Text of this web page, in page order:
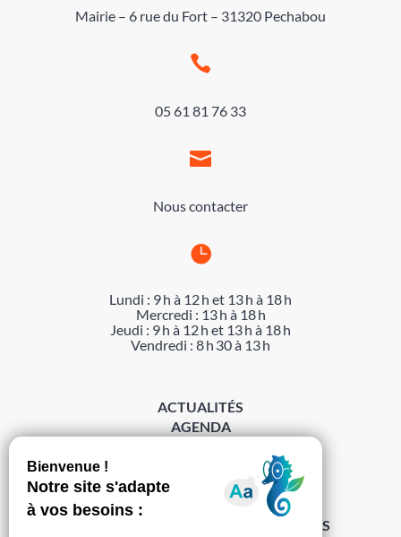
Mairie – 6 rue du Fort – 31320 Pechabou

05 61 81 76 33

Nous contacter

Lundi : 9 h à 12 h et 13 h à 18 h
Mercredi : 13 h à 18 h
Jeudi : 9 h à 12 h et 13 h à 18 h
Vendredi : 8 h 30 à 13 h
ACTUALITÉS
AGENDA
MENTIONS LÉGALES
PROTECTION DES DONNÉES
POLITIQUE DE GESTION DES COOKIES